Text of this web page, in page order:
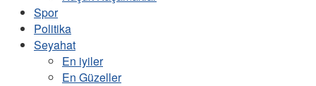
Spor
Politika
Seyahat
En iyiler
En Güzeller